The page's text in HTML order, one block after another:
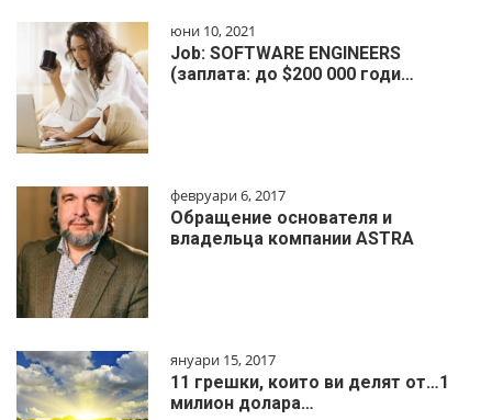
юни 10, 2021
Job: SOFTWARE ENGINEERS
(заплата: до $200 000 годи…
февруари 6, 2017
Обращение основателя и
владельца компании ASTRA
януари 15, 2017
11 грешки, които ви делят от…1
милиoн дoлapa…